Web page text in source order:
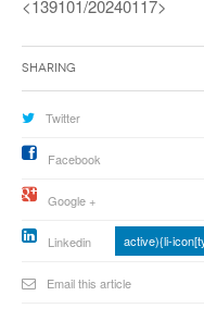
<139101/20240117>
Sharing
Twitter
Facebook
Google +
Linkedin active){li-
Email this article